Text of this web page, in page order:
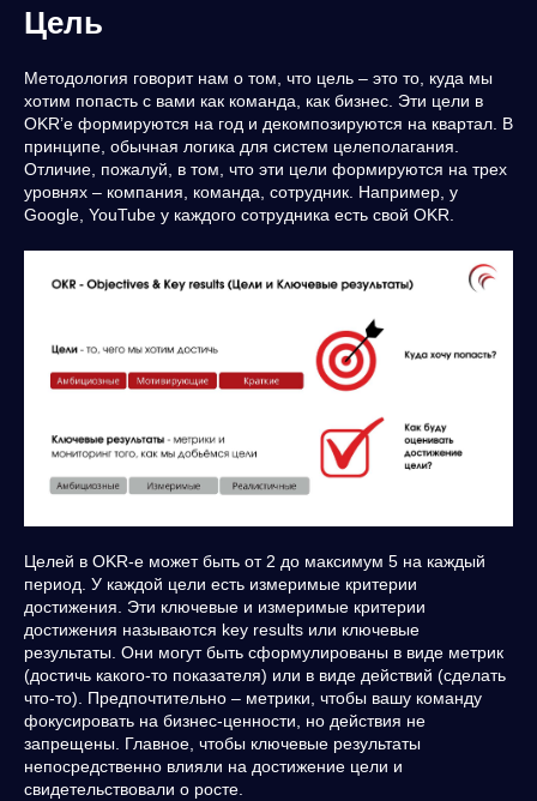
Цель
Методология говорит нам о том, что цель – это то, куда мы
хотим попасть с вами как команда, как бизнес. Эти цели в
OKR’е формируются на год и декомпозируются на квартал. В
принципе, обычная логика для систем целеполагания.
Отличие, пожалуй, в том, что эти цели формируются на трех
уровнях – компания, команда, сотрудник. Например, у
Google, YouTube у каждого сотрудника есть свой OKR.
Целей в OKR-е может быть от 2 до максимум 5 на каждый
период. У каждой цели есть измеримые критерии
достижения. Эти ключевые и измеримые критерии
достижения называются key results или ключевые
результаты. Они могут быть сформулированы в виде метрик
(достичь какого-то показателя) или в виде действий (сделать
что-то). Предпочтительно – метрики, чтобы вашу команду
фокусировать на бизнес-ценности, но действия не
запрещены. Главное, чтобы ключевые результаты
непосредственно влияли на достижение цели и
свидетельствовали о росте.